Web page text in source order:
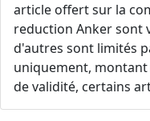
article offert sur la
reduction Anker sont
d'autres sont limités
uniquement,
de validité, certains